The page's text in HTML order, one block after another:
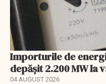
Importurile de
depășit 2.200 MW la
04 AUGUST 2026